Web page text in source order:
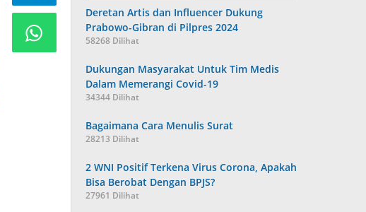
Deretan Artis dan Influencer Dukung
Prabowo-Gibran di Pilpres 2024
58268 Dilihat
Dukungan Masyarakat Untuk Tim Medis
Dalam Memerangi Covid-19
34344 Dilihat
Bagaimana Cara Menulis Surat
28213 Dilihat
2 WNI Positif Terkena Virus Corona, Apakah
Bisa Berobat Dengan BPJS?
27961 Dilihat